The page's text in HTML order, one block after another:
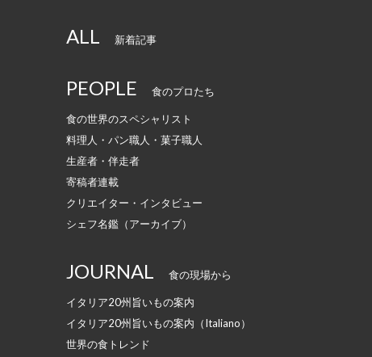
ALL 新着記事
PEOPLE 食のプロたち
食の世界のスペシャリスト
料理人・パン職人・菓子職人
生産者・伴走者
寄稿者連載
クリエイター・インタビュー
シェフ名鑑（アーカイブ）
JOURNAL 食の現場から
イタリア20州旨いもの案内
イタリア20州旨いもの案内（Italiano）
世界の食トレンド